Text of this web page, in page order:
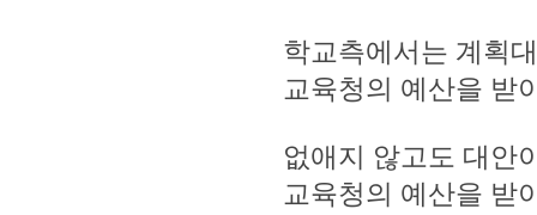
학교측에서는 계획
교육청의 예산을 받
없애지 않고도 대안
교육청의 예산을 받